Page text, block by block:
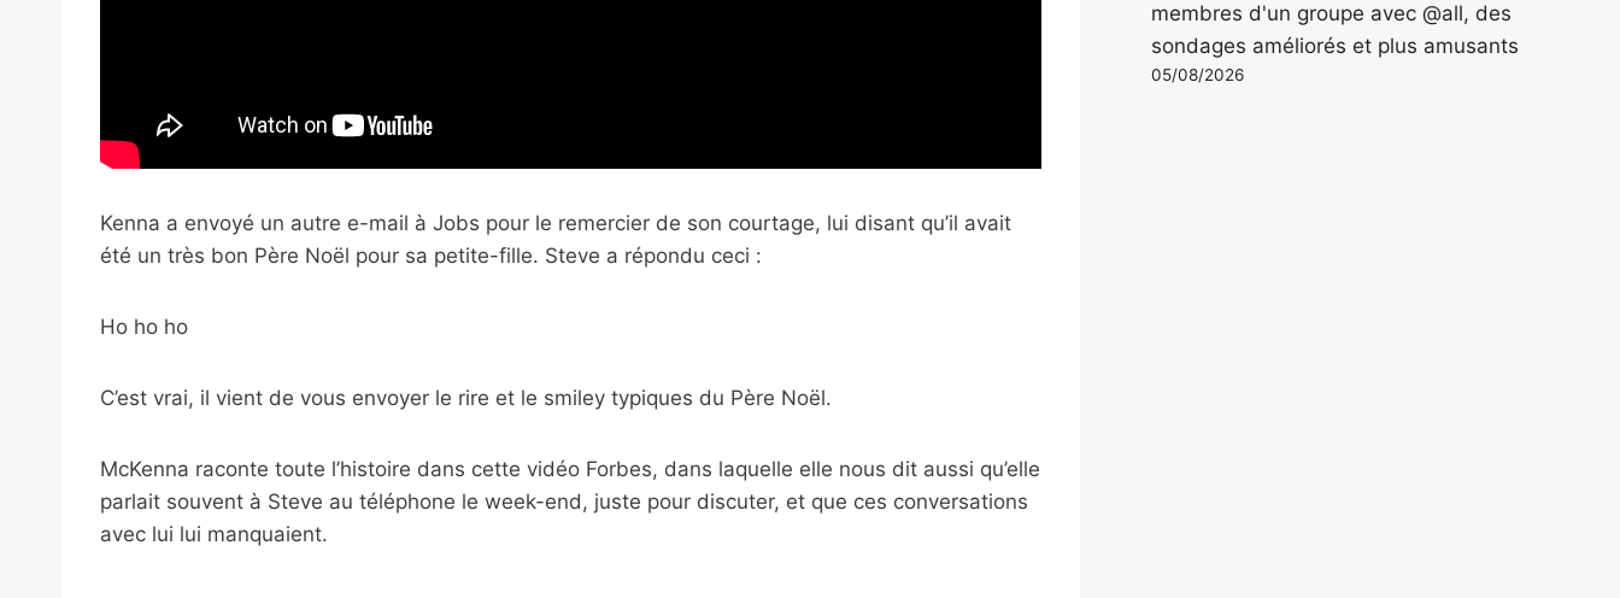
Kenna a envoyé un autre e-mail à Jobs pour le remercier de son courtage, lui disant qu’il avait
été un très bon Père Noël pour sa petite-fille. Steve a répondu ceci :
Ho ho ho
C’est vrai, il vient de vous envoyer le rire et le smiley typiques du Père Noël.
McKenna raconte toute l’histoire dans cette vidéo Forbes, dans laquelle elle nous dit aussi qu’elle
parlait souvent à Steve au téléphone le week-end, juste pour discuter, et que ces conversations
avec lui lui manquaient.
membres d'un groupe avec @all, des
sondages améliorés et plus amusants
05/08/2026